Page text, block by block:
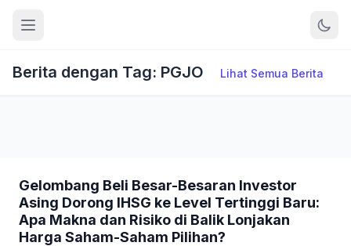
Berita dengan Tag: PGJO Lihat Semua Berita
Gelombang Beli Besar-Besaran Investor
Asing Dorong IHSG ke Level Tertinggi Baru:
Apa Makna dan Risiko di Balik Lonjakan
Harga Saham-Saham Pilihan?